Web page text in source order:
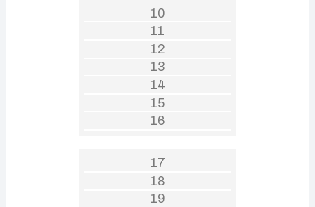
10
11
12
13
14
15
16
17
18
19